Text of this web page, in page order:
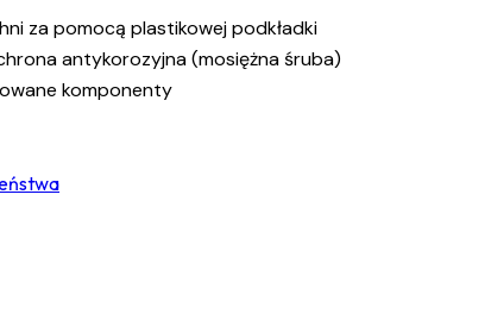
za pomocą plastikowej podkładki
antykorozyjna (mosiężna śruba)
komponenty